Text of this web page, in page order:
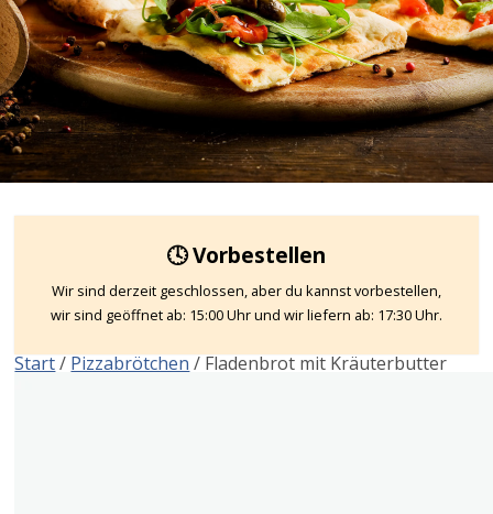
🕓 Vorbestellen
Wir sind derzeit geschlossen, aber du kannst vorbestellen,
wir sind geöffnet ab: 15:00 Uhr und wir liefern ab: 17:30 Uhr.
Start/ Pizzabrötchen / Fladenbrot mit Kräuterbutter